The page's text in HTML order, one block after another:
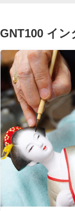
GNT100 イン